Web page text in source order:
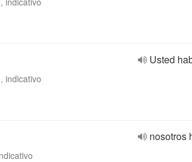
indicativo
Usted
nosotros